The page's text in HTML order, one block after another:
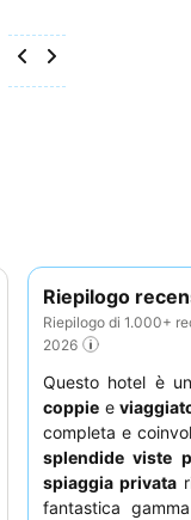
Riepilogo
Riepilogo di 1.000+
2026
Questo hotel è
coppie e
completa e
splendide viste
spiaggia privata
fantastica